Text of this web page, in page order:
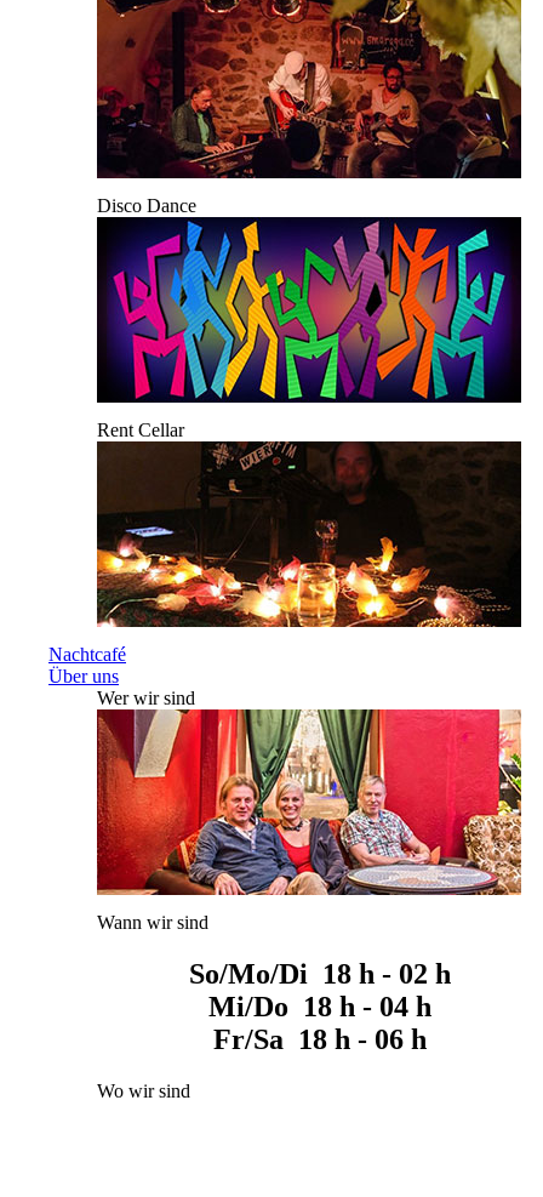
Disco Dance
Rent Cellar
Nachtcafé
Über uns
Wer wir sind
Wann wir sind
So/Mo/Di 18 h - 02 h
Mi/Do 18 h - 04 h
Fr/Sa 18 h - 06 h
Wo wir sind